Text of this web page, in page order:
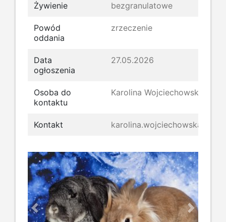
Żywienie bezgranulatowe
Powód
oddania
zrzeczenie
Data
ogłoszenia
27.05.2026
Osoba do
kontaktu
Karolina Wojciechowska
Kontakt
Previous Next